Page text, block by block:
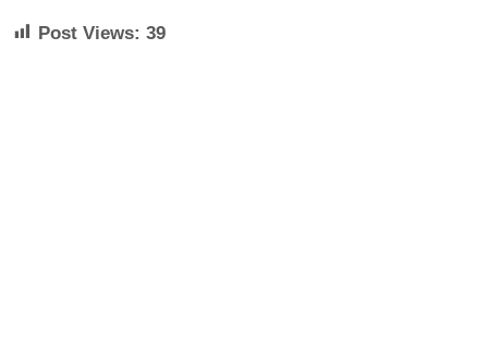
Post Views: 39